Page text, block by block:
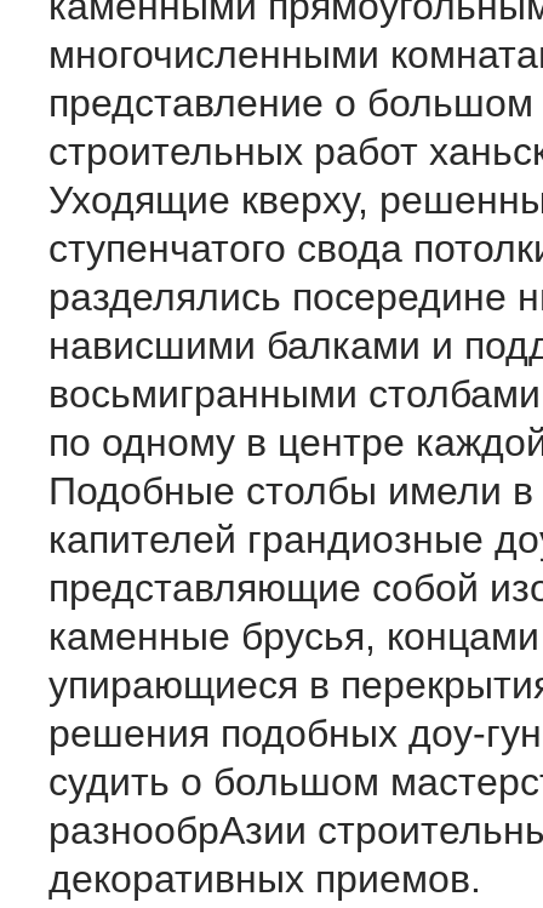
многочисленными
представление о
строительных работ
Уходящие кверху,
ступенчатого свода
разделялись посередине
нависшими балками и
восьмигранными
по одному в центре
Подобные столбы имели в
капителей грандиозные
представляющие собой
каменные брусья, концами
упирающиеся в
решения подобных доу-
судить о большом
разнообрАзии
декоративных приемов.